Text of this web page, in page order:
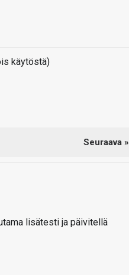
käytöstä)
Seuraava »
lisätesti ja päivitellä